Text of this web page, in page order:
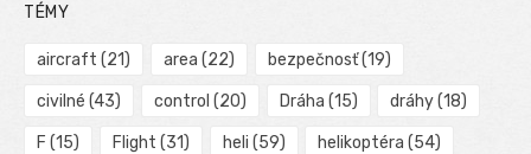
TÉMY
aircraft (21) area (22) bezpečnosť(19)
civilné (43) control (20) Dráha (15) dráhy(18)
F (15) Flight (31) heli (59) helikoptéra (54)